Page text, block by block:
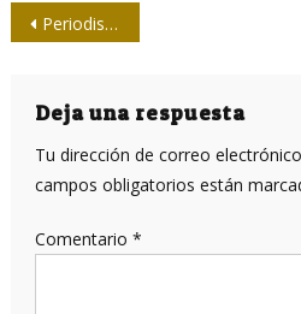
Navegación
entradas
Periodistas de Mayabeque mantienen lauros
Deja una respuesta
Tu dirección de correo
campos obligatorios están
Comentario *